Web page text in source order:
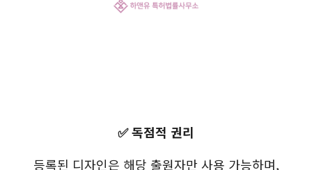
✅ 독점적 권리
등록된 디자인은 해당 출원자만 사용 가능하며,